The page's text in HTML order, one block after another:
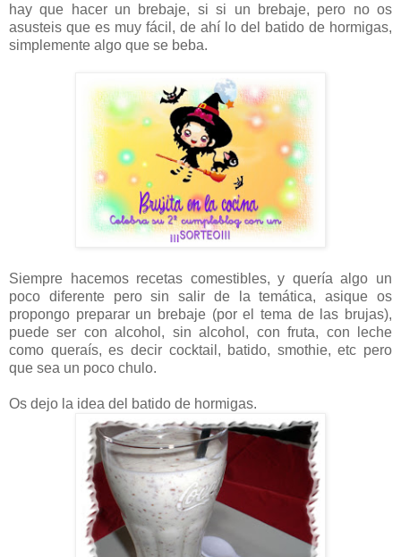
hay que hacer un brebaje, si si un brebaje, pero no os
asusteis que es muy fácil, de ahí lo del batido de hormigas,
simplemente algo que se beba.
Siempre hacemos recetas comestibles, y quería algo un
poco diferente pero sin salir de la temática, asique os
propongo preparar un brebaje (por el tema de las brujas),
puede ser con alcohol, sin alcohol, con fruta, con leche
como queraís, es decir cocktail, batido, smothie, etc pero
que sea un poco chulo.
Os dejo la idea del batido de hormigas.